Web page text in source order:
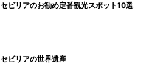
セビリアのお勧め定番観光スポット10選
セビリアの世界遺産